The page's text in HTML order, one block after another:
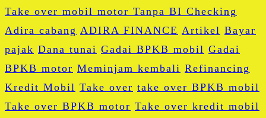
Adira cabang ADIRA FINANCE Artikel Bayar
pajak Dana tunai Gadai BPKB mobil Gadai
BPKB motor Meminjam kembali Refinancing
Kredit Mobil Take over take over BPKB mobil
Take over BPKB motor Take over kredit mobil